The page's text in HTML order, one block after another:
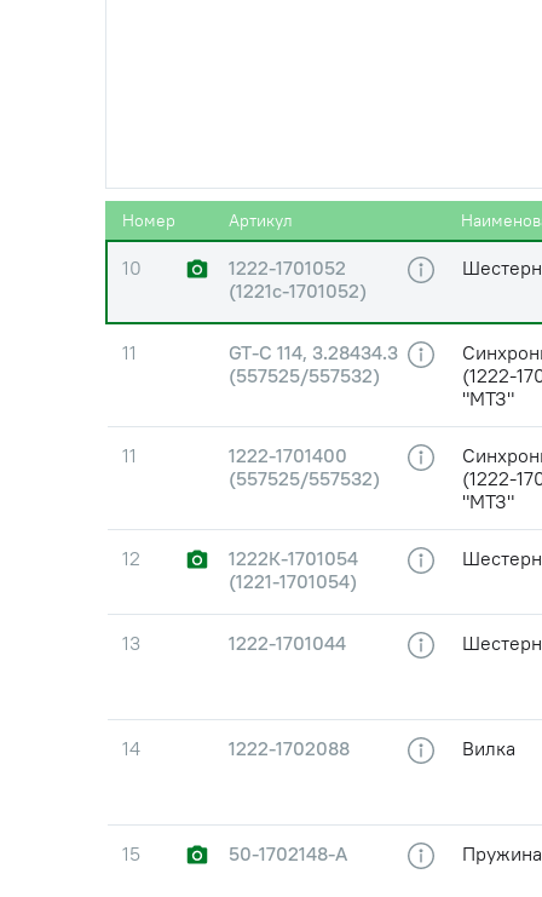
Номер Артикул
10
1222-1701052
(1221с-1701052)
11
GT-C 114, 3.28434.3
(557525/557532)
(1222-
"МТЗ"
11
1222-1701400
(557525/557532)
(1222-
"МТЗ"
12
1222К-1701054
(1221-1701054)
13 1222-1701044
14 1222-1702088 Вилка
15 50-1702148-А